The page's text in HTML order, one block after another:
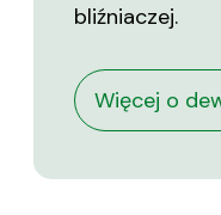
bliźniaczej.
Więcej o